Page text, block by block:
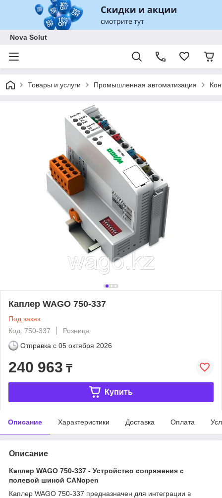
Nova Solut
Товары и услуги Промышленная автоматизация
Каплер WAGO 750-337
Под заказ
Код: 750-337
Розница
Отправка с 05 октября 2026
240 963 ₸
Купить
Описание Характеристики Доставка Оплата
Описание
Каплер WAGO 750-337 - Устройство сопряжения с
полевой шиной CANopen
Каплер WAGO 750-337 предназначен для интеграции в